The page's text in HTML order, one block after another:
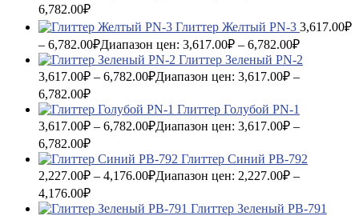
6,782.00₽
Глиттер Желтый PN-3 3,617.00₽
– 6,782.00₽Диапазон цен: 3,617.00₽ – 6,782.00₽
Глиттер Зеленый PN-2
3,617.00₽ – 6,782.00₽Диапазон цен: 3,617.00₽ –
6,782.00₽
Глиттер Голубой PN-1
3,617.00₽ – 6,782.00₽Диапазон цен: 3,617.00₽ –
6,782.00₽
Глиттер Синий PB-792
2,227.00₽ – 4,176.00₽Диапазон цен: 2,227.00₽ –
4,176.00₽
Глиттер Зеленый PB-791